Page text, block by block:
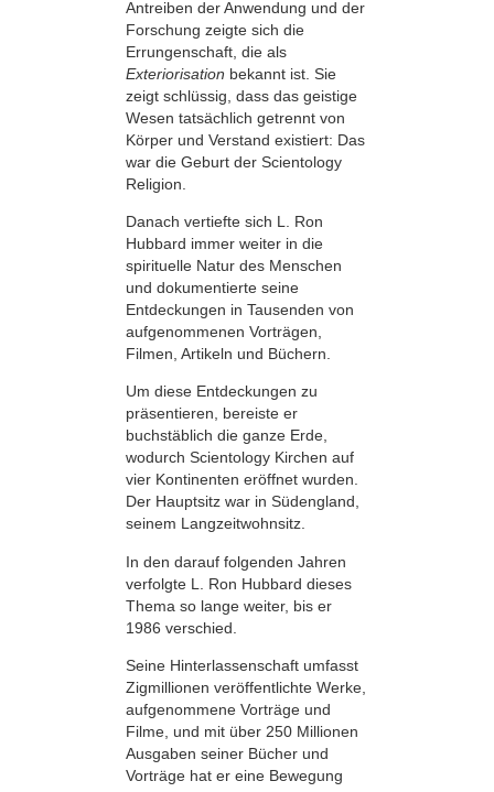
Antreiben der Anwendung und der
Forschung zeigte sich die
Errungenschaft, die als
Exteriorisation bekannt ist. Sie
zeigt schlüssig, dass das geistige
Wesen tatsächlich getrennt von
Körper und Verstand existiert: Das
war die Geburt der Scientology
Religion.
Danach vertiefte sich L. Ron
Hubbard immer weiter in die
spirituelle Natur des Menschen
und dokumentierte seine
Entdeckungen in Tausenden von
aufgenommenen Vorträgen,
Filmen, Artikeln und Büchern.
Um diese Entdeckungen zu
präsentieren, bereiste er
buchstäblich die ganze Erde,
wodurch Scientology Kirchen auf
vier Kontinenten eröffnet wurden.
Der Hauptsitz war in Südengland,
seinem Langzeitwohnsitz.
In den darauf folgenden Jahren
verfolgte L. Ron Hubbard dieses
Thema so lange weiter, bis er
1986 verschied.
Seine Hinterlassenschaft umfasst
Zigmillionen veröffentlichte Werke,
aufgenommene Vorträge und
Filme, und mit über 250 Millionen
Ausgaben seiner Bücher und
Vorträge hat er eine Bewegung